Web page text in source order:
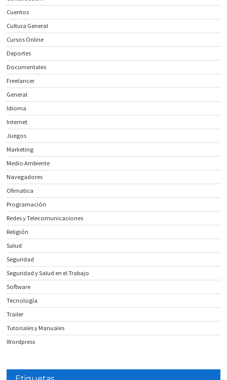
Cuentos
Cultura General
Cursos Online
Deportes
Documentales
Freelancer
General
Idioma
Internet
Juegos
Marketing
Medio Ambiente
Navegadores
Ofimatica
Programación
Redes y Telecomunicaciones
Religión
Salud
Seguridad
Seguridad y Salud en el Trabajo
Software
Tecnología
Trailer
Tutoriales y Manuales
Wordpress